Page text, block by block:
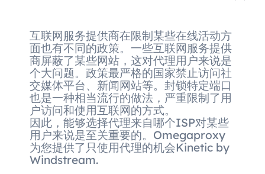
互联网服务提供商在限制某些在线活动方
面也有不同的政策。一些互联网服务提供
商屏蔽了某些网站，这对代理用户来说是
个大问题。政策最严格的国家禁止访问社
交媒体平台、新闻网站等。封锁特定端口
也是一种相当流行的做法，严重限制了用
户访问和使用互联网的方式。
因此，能够选择代理来自哪个ISP对某些
用户来说是至关重要的。Omegaproxy
为您提供了只使用代理的机会Kinetic by
Windstream.